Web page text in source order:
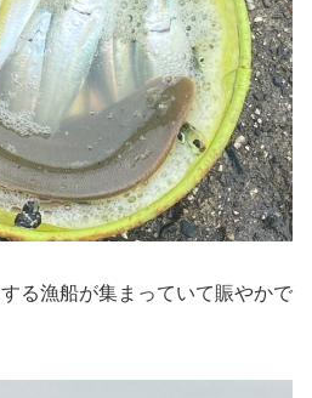
る漁船が集まっていて賑やかで